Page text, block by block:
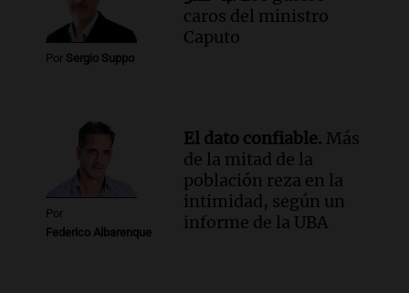
Por Sergio Suppo
caros del ministro
Caputo
Por
Federico Albarenque
El dato confiable. Más
de la mitad de la
población reza en la
intimidad, según un
informe de la UBA